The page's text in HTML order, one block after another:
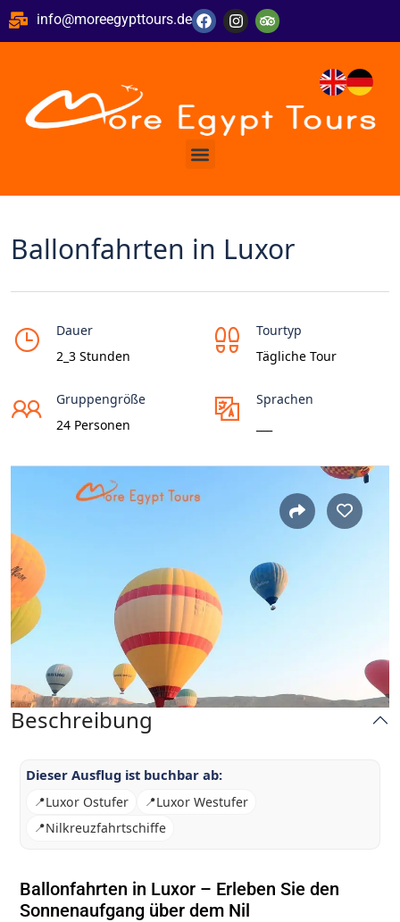
info@moreegypttours.de
Ballonfahrten in Luxor
Dauer
2_3 Stunden
Tourtyp
Tägliche Tour
Gruppengröße
24 Personen
Sprachen
Beschreibung
Dieser Ausflug ist buchbar ab:
📍Luxor Ostufer 📍Luxor Westufer
📍Nilkreuzfahrtschiffe
Ballonfahrten in Luxor – Erleben Sie den
Sonnenaufgang über dem Nil